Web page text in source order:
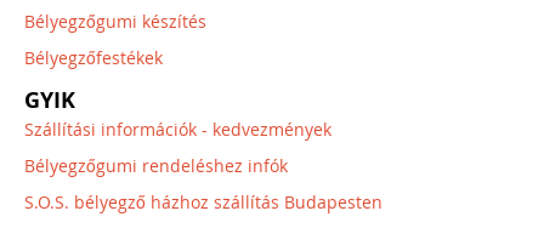
Bélyegzőgumi készítés
Bélyegzőfestékek
GYIK
Szállítási információk - kedvezmények
Bélyegzőgumi rendeléshez infók
S.O.S. bélyegző házhoz szállítás Budapesten